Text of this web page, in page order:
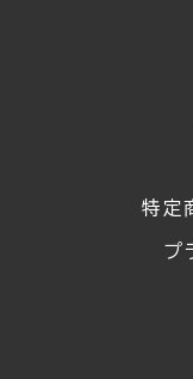
特定
プ